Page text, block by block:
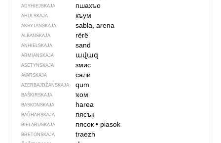
ADYHIEJSKAJA пшахъо
AHULSKAJA къум
AKSYTANSKAJA sabla, arena
ALBANSKAJA rërë
ANHIELSKAJA sand
ARMIANSKAJA ավազ
ASETYNSKAJA змис
AVARSKAJA сали
AZERBAJDŽAN­SKAJA qum
BAŠKIRSKAJA ҡом
BASKONSKAJA harea
BAŬHARSKAJA пясък
BIEŁARUSKAJA пясок• piasok
BRETONSKAJA traezh